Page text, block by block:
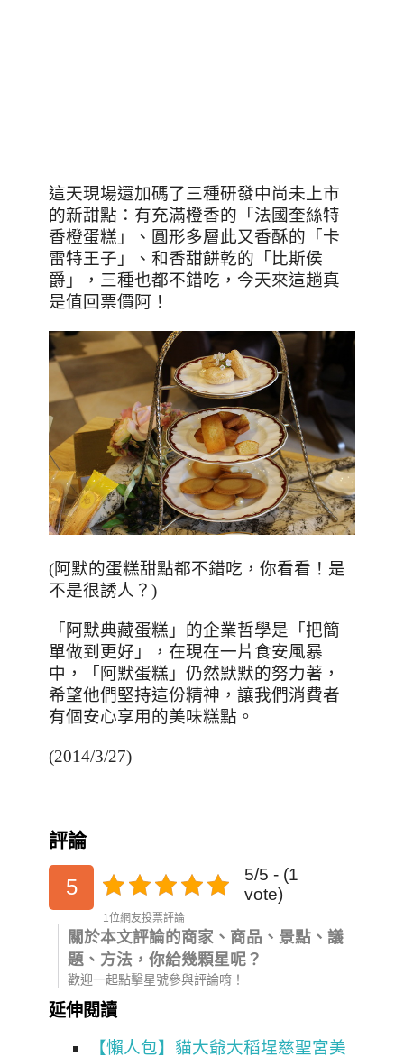
這天現場還加碼了三種研發中尚未上市
的新甜點： 有充滿橙香的「法國奎絲特
香橙蛋糕」、圓形多層此又香酥的「卡
雷特王子」、和香甜餅乾的「比斯侯
爵」
，三種也都不錯吃，今天來這趟真
是值回票價阿！
(阿默的蛋糕甜點都不錯吃，你看看！是
不是很誘人？)
「阿默典藏蛋糕」的企業哲學是「把簡
單做到更好」，在現在一片食安風暴
中，「阿默蛋糕」仍然默默的努力著，
希望他們堅持這份精神，讓我們消費者
有個安心享用的美味糕點。
(2014/3/27)
評論
5
5/5 - (1
vote)
1位網友投票評論
關於本文評論的商家、商品、景點、議
題、方法，你給幾顆星呢？
歡迎一起點擊星號參與評論唷！
延伸閱讀
【懶人包】貓大爺大稻埕慈聖宮美